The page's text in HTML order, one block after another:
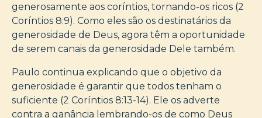
generosamente aos coríntios, tornando-os ricos (2
Coríntios 8:9). Como eles são os destinatários da
generosidade de Deus, agora têm a oportunidade
de serem canais da generosidade Dele também.
Paulo continua explicando que o objetivo da
generosidade é garantir que todos tenham o
suficiente (2 Coríntios 8:13-14). Ele os adverte
contra a ganância lembrando-os de como Deus